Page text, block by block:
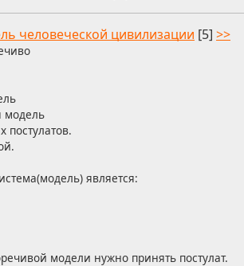
человеческой цивилизации [5] >>
модель
постулатов.
является:
модели нужно принять постулат.